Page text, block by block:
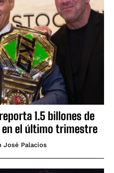
reporta 1.5 billones de
en el último trimestre
José Palacios